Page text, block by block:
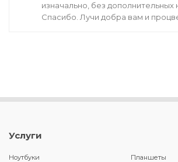
изначально, без дополнительных
Спасибо. Лучи добра вам и
Услуги
Ноутбуки
Планшеты